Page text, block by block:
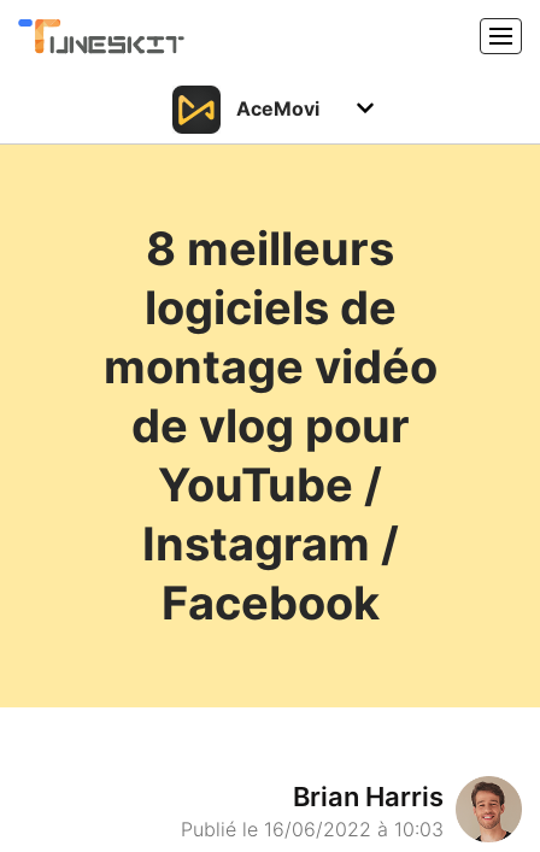
Produits
Support
Centre de téléchargement
AceMovi
Support
Ressources
Télécharger
8 meilleurs
logiciels de
montage vidéo
de vlog pour
YouTube /
Instagram /
Facebook
Brian Harris
Publié le 16/06/2022 à 10:03